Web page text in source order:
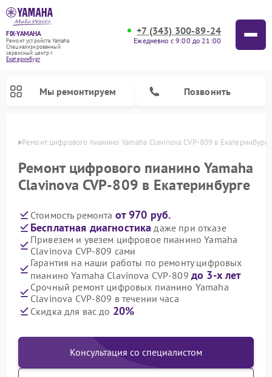
FIX-YAMAHA
Ремонт устройств Yamaha
Специализированный
cервисный центр г.
Екатеринбург
+7 (343) 300-89-24
Ежедневно с 9:00 до 21:00
Мы ремонтируем Позвонить
Ремонт цифрового пианино Yamaha Clavinova CVP-809 в Екатеринбурге
Ремонт цифрового пианино Yamaha
Clavinova CVP-809 в Екатеринбурге
Стоимость ремонта от 970 руб.
Бесплатная диагностика даже при отказе
Привезем и увезем цифровое пианино Yamaha
Clavinova CVP-809 сами
Гарантия на наши работы по ремонту цифровых
пианино Yamaha Clavinova CVP-809 до 3-х лет
Срочный ремонт цифровых пианино Yamaha
Clavinova CVP-809 в течении часа
Скидка для вас до 20%
Консультация со специалистом